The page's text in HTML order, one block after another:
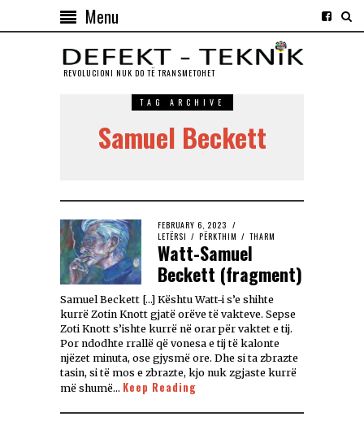
Menu
REVOLUCIONI NUK DO TЁ TRANSMETOHET
TAG ARCHIVE
Samuel Beckett
FEBRUARY 6, 2023
LETËRSI / PËRKTHIM / THARM
Watt-Samuel
Beckett (fragment)
Samuel Beckett […] Kështu Watt-i s’e shihte
kurrë Zotin Knott gjatë orëve të vakteve. Sepse
Zoti Knott s’ishte kurrë në orar për vaktet e tij.
Por ndodhte rrallë që vonesa e tij të kalonte
njëzet minuta, ose gjysmë ore. Dhe si ta zbrazte
tasin, si të mos e zbrazte, kjo nuk zgjaste kurrë
më shumë… Keep Reading